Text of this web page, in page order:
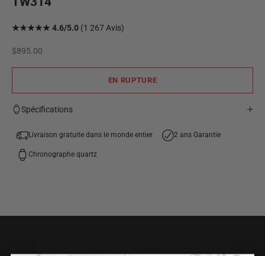
★★★★★ 4.6/5.0 (1 267 Avis)
Prix de vente
$895.00
EN RUPTURE
Spécifications
Livraison gratuite dans le monde entier 2 ans Garantie
Chronographe quartz